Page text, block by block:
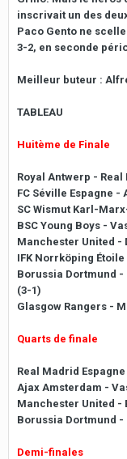
inscrivait un des
Paco Gento ne
3-2, en seconde
Meilleur buteur :
TABLEAU
Huitème de Finale
Royal Antwerp -
FC Séville Espagne -
SC Wismut Karl-
BSC Young Boys -
Manchester United -
IFK Norrköping
Borussia Dortmund
(3-1)
Glasgow Rangers -
Quarts de finale
Real Madrid
Ajax Amsterdam -
Manchester United -
Borussia Dortmund -
Demi-finales